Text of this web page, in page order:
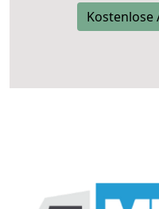
Kostenlose